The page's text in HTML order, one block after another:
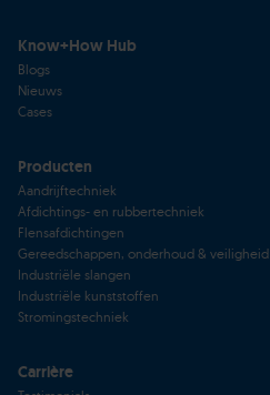
Know+How Hub
Blogs
Nieuws
Cases
Producten
Aandrijftechniek
Afdichtings- en rubbertechniek
Flensafdichtingen
Gereedschappen, onderhoud & veiligheid
Industriële slangen
Industriële kunststoffen
Stromingstechniek
Carrière